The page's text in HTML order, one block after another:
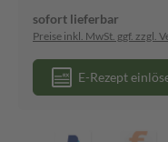
sofort lieferbar
Preise inkl. MwSt. ggf. zzgl.
E-Rezept